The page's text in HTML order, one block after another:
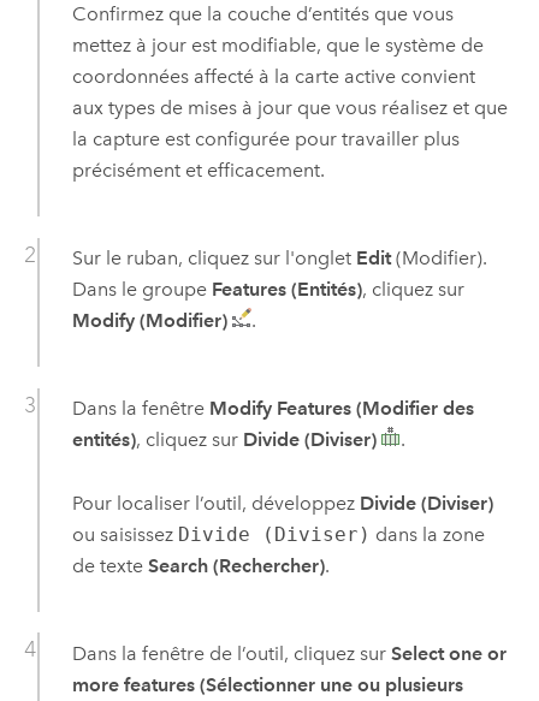
Confirmez que la couche d’entités que vous
mettez à jour est modifiable, que le système de
coordonnées affecté à la carte active convient
aux types de mises à jour que vous réalisez et que
la capture est configurée pour travailler plus
précisément et efficacement.
Sur le ruban, cliquez sur l'onglet Edit(Modifier).
Dans le groupe Features (Entités), cliquez sur
Modify (Modifier)
.
Dans la fenêtre Modify Features (Modifier des
entités), cliquez sur Divide (Diviser) .
Pour localiser l’outil, développez Divide (Diviser)
ou saisissez Divide (Diviser) dans la zone
de texte Search (Rechercher).
Dans la fenêtre de l’outil, cliquez sur Select one or
more features (Sélectionner une ou plusieurs